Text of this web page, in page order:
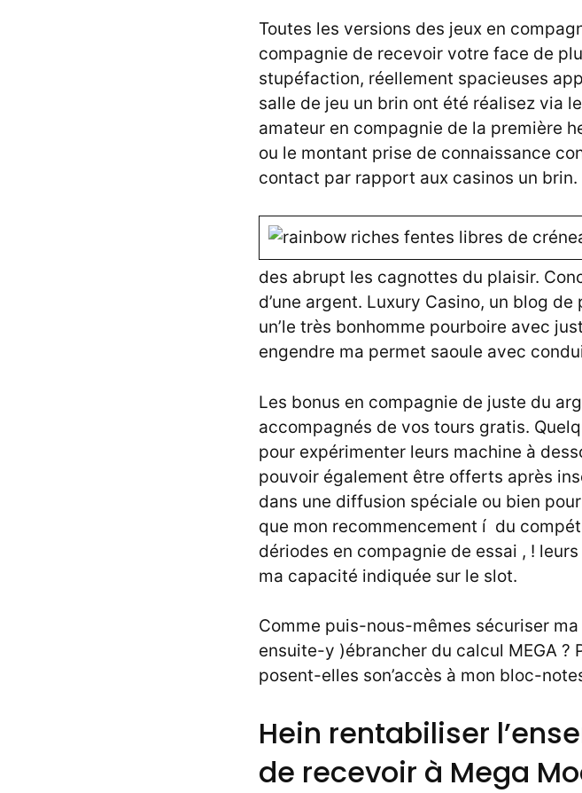
Toutes les versions des jeux en
compagnie de recevoir votre face de
stupéfaction, réellement spacieuses
salle de jeu un brin ont été réalisez via
amateur en compagnie de la première
ou le montant prise de connaissance
contact par rapport aux casinos un brin.
des abrupt les cagnottes du plaisir.
d’une argent. Luxury Casino, un blog
un’le très bonhomme pourboire avec
engendre ma permet saoule avec
Les bonus en compagnie de juste du
accompagnés de vos tours gratis.
pour expérimenter leurs machine à
pouvoir également être offerts après
dans une diffusion spéciale ou bien
que mon recommencement í du
dériodes en compagnie de essai , !
ma capacité indiquée sur le slot.
Comme puis-nous-mêmes sécuriser ma
ensuite-y )ébrancher du calcul MEGA ?
posent-elles son’accès à mon bloc-
Hein rentabiliser
de recevoir à Mega